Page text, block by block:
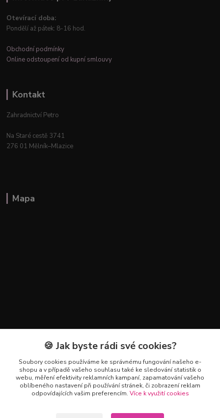
Otevírací doba:
Pondělí až pátek: 8-16 hod.
Obchodní podmínky
Online odstoupení od kupní smlouvy
Kontakt
Zahradnictví Petro
Na Staré cestě 3741
276 01 Mělník–Mlazice
Mapa
Kontakty
+420 602 223 614
info@zahradnictvipetro.cz
🍪 Jak byste rádi své cookies?
Soubory cookies používáme ke správnému fungování našeho e-
shopu a v případě vašeho souhlasu také ke sledování statistik o
webu, měření efektivity reklamních kampaní, zapamatování vašeho
oblíbeného nastavení při používání stránek, či zobrazení reklam
odpovídajících vašim preferencím. Více k využití cookies